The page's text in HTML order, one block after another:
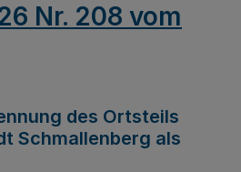
Nr. 208 vom
des Ortsteils
Schmallenberg als